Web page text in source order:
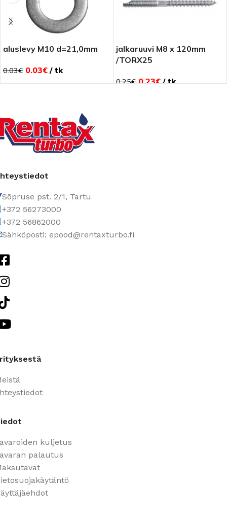
aluslevy M10 d=21,0mm
0.03€ 0.03€ tk
jalkaruuvi M8 x 120mm
/TORX25
0.25€ 0.23€ tk
Sõpruse pst. 2/1, Tartu
+372 56273000
+372 56862000
Sähköposti: epood@rentaxturbo.fi
kuljetus
palautus